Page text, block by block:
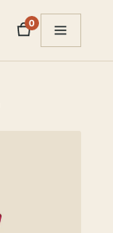
0
proizvodOtvori